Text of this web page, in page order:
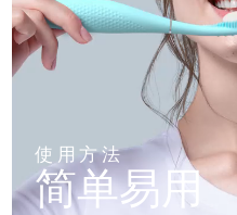
使用方法
简单易用